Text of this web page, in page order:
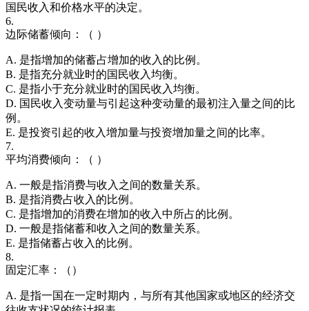
国民收入和价格水平的决定。
6.
边际储蓄倾向：（ ）
A. 是指增加的储蓄占增加的收入的比例。
B. 是指充分就业时的国民收入均衡。
C. 是指小于充分就业时的国民收入均衡。
D. 国民收入变动量与引起这种变动量的最初注入量之间的比
例。
E. 是投资引起的收入增加量与投资增加量之间的比率。
7.
平均消费倾向：（ ）
A. 一般是指消费与收入之间的数量关系。
B. 是指消费占收入的比例。
C. 是指增加的消费在增加的收入中所占的比例。
D. 一般是指储蓄和收入之间的数量关系。
E. 是指储蓄占收入的比例。
8.
固定汇率：（）
A. 是指一国在一定时期内，与所有其他国家或地区的经济交